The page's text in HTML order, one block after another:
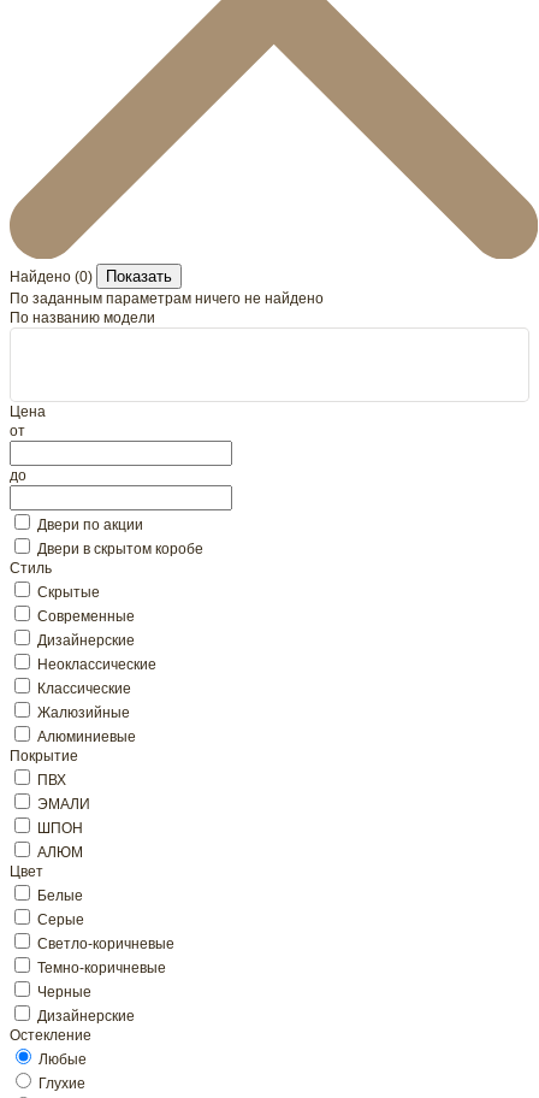
Найдено (0) Показать
По заданным параметрам ничего не найдено
По названию модели
Цена
от
до
Двери по акции
Двери в скрытом коробе
Стиль
Скрытые
Современные
Дизайнерские
Неоклассические
Классические
Жалюзийные
Алюминиевые
Покрытие
ПВХ
ЭМАЛИ
ШПОН
АЛЮМ
Цвет
Белые
Серые
Светло-коричневые
Темно-коричневые
Черные
Дизайнерские
Остекление
Любые
Глухие